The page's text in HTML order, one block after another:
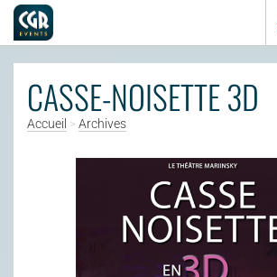
CASSE-NOISETTE 3D
Accueil >Archives